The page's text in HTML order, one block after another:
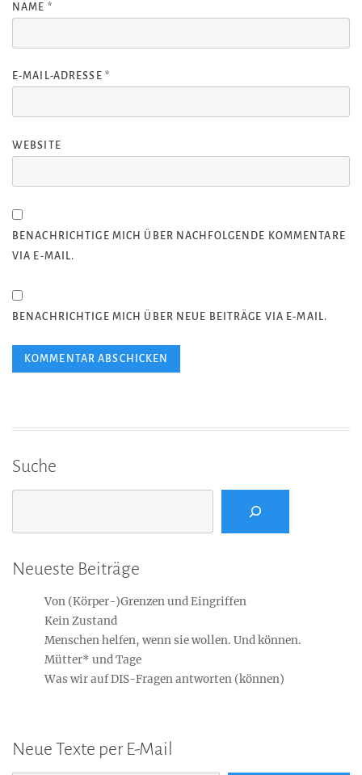
NAME *
E-MAIL-ADRESSE *
WEBSITE
BENACHRICHTIGE MICH ÜBER NACHFOLGENDE KOMMENTARE
VIA E-MAIL.
BENACHRICHTIGE MICH ÜBER NEUE BEITRÄGE VIA E-MAIL.
Suche
Neueste Beiträge
Von (Körper-)Grenzen und Eingriffen
Kein Zustand
Menschen helfen, wenn sie wollen. Und können.
Mütter* und Tage
Was wir auf DIS-Fragen antworten (können)
Neue Texte per E-Mail
E-Mail-Adresse...